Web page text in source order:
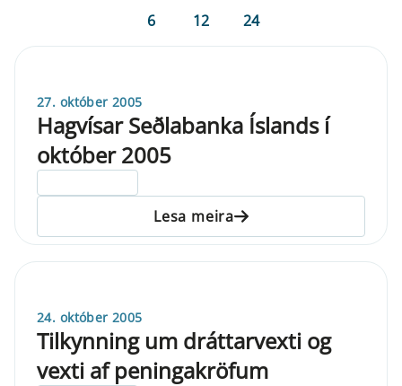
6 12 24
27. október 2005
Hagvísar Seðlabanka Íslands í
október 2005
Lesa meira
24. október 2005
Tilkynning um dráttarvexti og
vexti af peningakröfum